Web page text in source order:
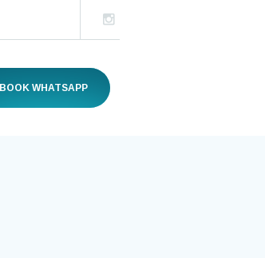
BOOK WHATSAPP